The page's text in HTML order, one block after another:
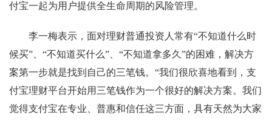
付宝一起为用户提供全生命周期的风险管理。
李一梅表示，面对理财普通投资人常有“不知道什么时
候买”、“不知道买什么”、“不知道拿多久”的困难，解决方
案第一步就是找到自己的三笔钱。“我们很欣喜地看到，支
付宝理财平台开始用三笔钱作为一个很好的解决方案。我们
觉得支付宝在专业、普惠和信任这三方面，具有天然为大家